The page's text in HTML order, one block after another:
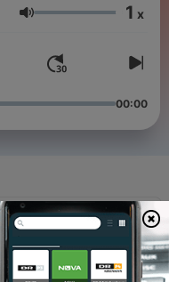
Lydstyrke 1 x
00:00
Verdenskrig
Verdenskrig